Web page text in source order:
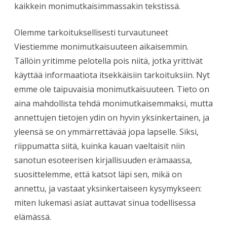
kaikkein monimutkaisimmassakin tekstissä.
Olemme tarkoituksellisesti turvautuneet
Viestiemme monimutkaisuuteen aikaisemmin.
Tällöin yritimme pelotella pois niitä, jotka yrittivät
käyttää informaatiota itsekkäisiin tarkoituksiin. Nyt
emme ole taipuvaisia monimutkaisuuteen. Tieto on
aina mahdollista tehdä monimutkaisemmaksi, mutta
annettujen tietojen ydin on hyvin yksinkertainen, ja
yleensä se on ymmärrettävää jopa lapselle. Siksi,
riippumatta siitä, kuinka kauan vaeltaisit niin
sanotun esoteerisen kirjallisuuden erämaassa,
suosittelemme, että katsot läpi sen, mikä on
annettu, ja vastaat yksinkertaiseen kysymykseen:
miten lukemasi asiat auttavat sinua todellisessa
elämässä.